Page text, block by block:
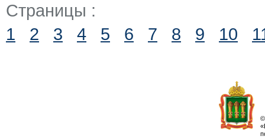
Страницы :
1
2 3 4 5 6 7 8 9 10